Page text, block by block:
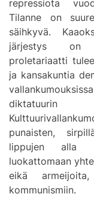
repressiota
Tilanne on
säihkyvä.
järjestys on
proletariaatti
ja kansakuntia
punaisten,
lippujen alla
luokattomaan
eikä
kommunismiin.